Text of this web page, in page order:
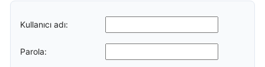
Kullanıcı adı:
Parola: